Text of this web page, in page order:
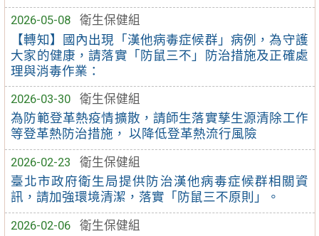
2026-05-08
衛生保健組
【轉知】國內出現「漢他病毒症候群」病例，為守護
大家的健康，請落實「防鼠三不」防治措施及正確處
理與消毒作業：
2026-03-30
衛生保健組
為防範登革熱疫情擴散，請師生落實孳生源清除工作
等登革熱防治措施， 以降低登革熱流行風險
2026-02-23
衛生保健組
臺北市政府衛生局提供防治漢他病毒症候群相關資
訊，請加強環境清潔，落實「防鼠三不原則」。
2026-02-06
衛生保健組